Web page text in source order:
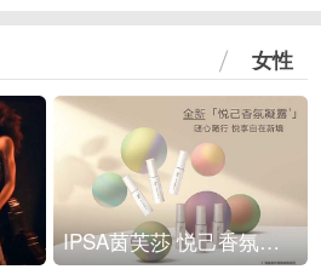
女性
IPSA茵芙莎 悦己香氛凝露上市